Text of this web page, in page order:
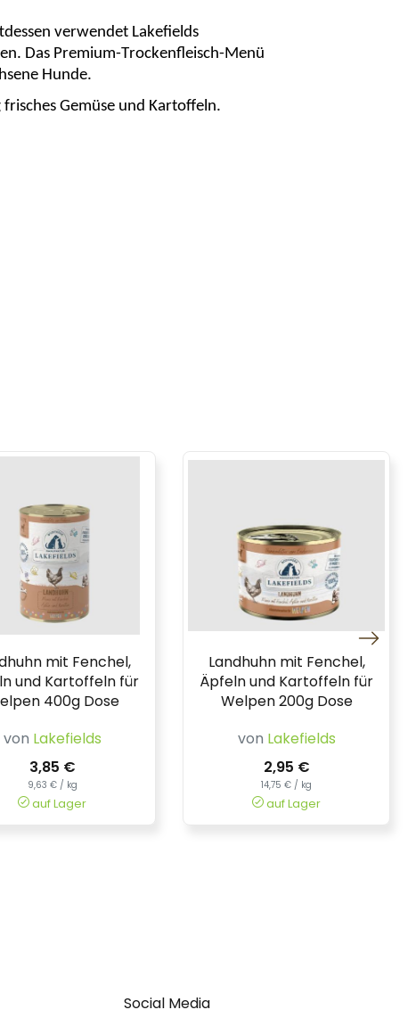
verwendet Lakefields
Das Premium-Trockenfleisch-Menü
Hunde.
Gemüse und Kartoffeln.
mit Fenchel,
und Kartoffeln für
400g Dose
von Lakefields
3,85 €
9,63 € / kg
auf Lager
Landhuhn mit Fenchel,
Äpfeln und Kartoffeln für
Welpen 200g Dose
von Lakefields
2,95 €
14,75 € / kg
auf Lager
Social Media